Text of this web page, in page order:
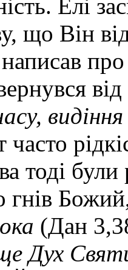
Елі
що Він
часто
тоді
гнів
(Дан
Дух